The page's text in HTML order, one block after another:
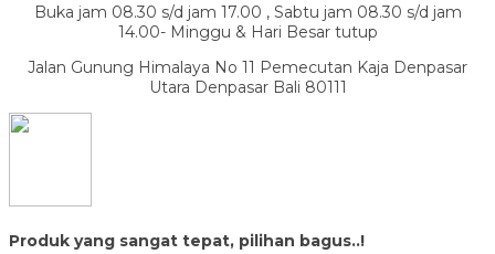
Buka jam 08.30 s/d jam 17.00 , Sabtu jam 08.30 s/d jam
14.00- Minggu & Hari Besar tutup
Jalan Gunung Himalaya No 11 Pemecutan Kaja Denpasar
Utara Denpasar Bali 80111
Produk yang sangat tepat, pilihan bagus..!